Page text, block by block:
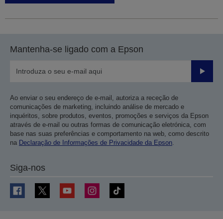
Mantenha-se ligado com a Epson
Enviar
Ao enviar o seu endereço de e-mail, autoriza a receção de
comunicações de marketing, incluindo análise de mercado e
inquéritos, sobre produtos, eventos, promoções e serviços da Epson
através de e-mail ou outras formas de comunicação eletrónica, com
base nas suas preferências e comportamento na web, como descrito
na Declaração de Informações de Privacidade da Epson.
Siga-nos